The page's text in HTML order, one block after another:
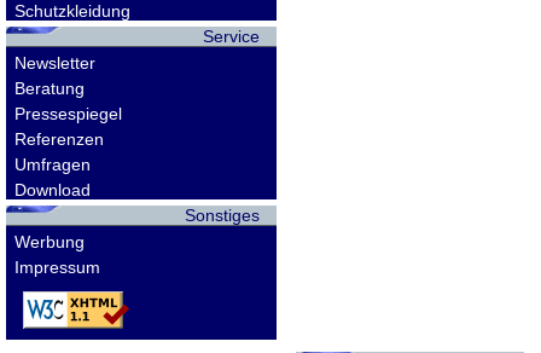
Schutzkleidung
Service
Newsletter
Beratung
Pressespiegel
Referenzen
Umfragen
Download
Sonstiges
Werbung
Impressum